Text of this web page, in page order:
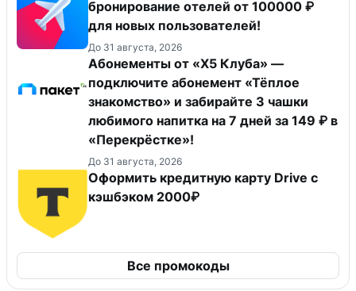
бронирование отелей от 100000 ₽
для новых пользователей!
До 31 августа, 2026
Абонементы от «Х5 Клуба» —
подключите абонемент «Тёплое
знакомство» и забирайте 3 чашки
любимого напитка на 7 дней за 149 ₽ в
«Перекрёстке»!
До 31 августа, 2026
Оформить кредитную карту Drive с
кэшбэком 2000₽
Все промокоды